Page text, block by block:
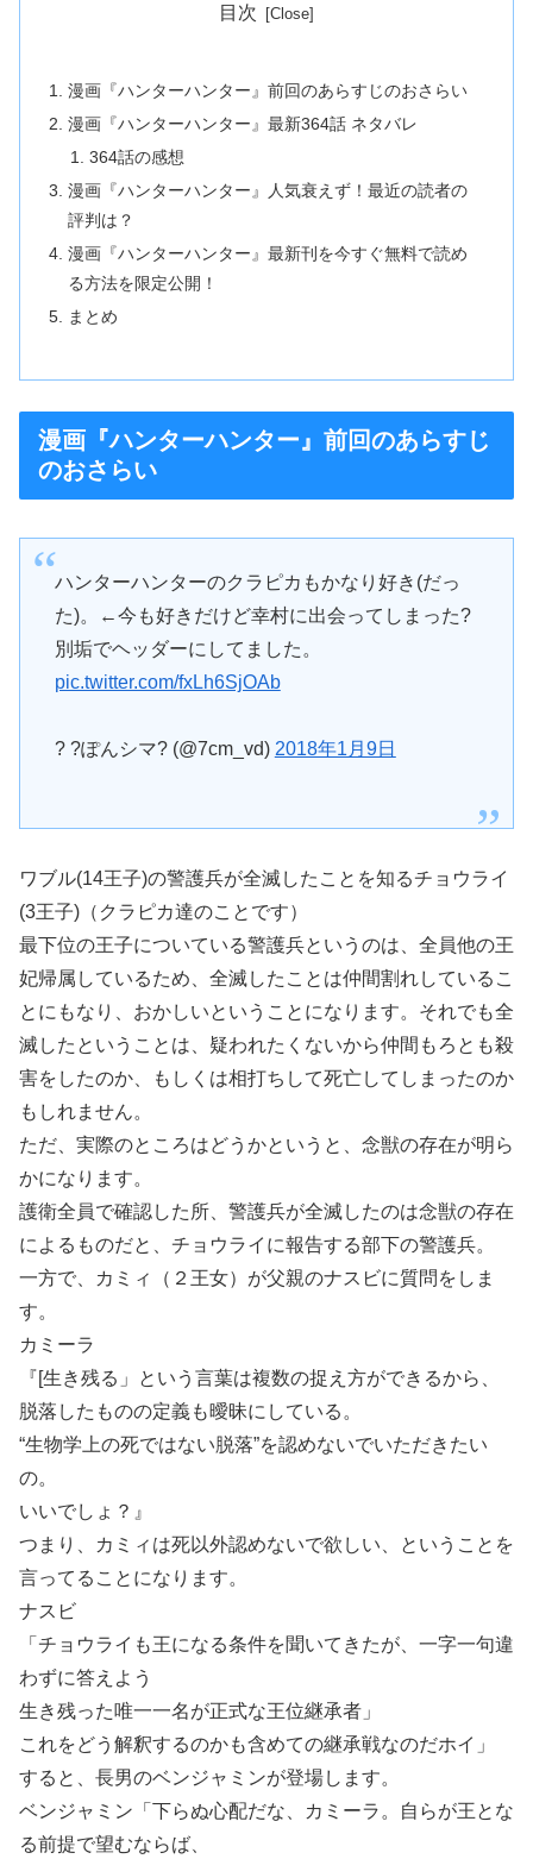
目次
漫画『ハンターハンター』前回のあらすじのおさらい
漫画『ハンターハンター』最新364話 ネタバレ
364話の感想
漫画『ハンターハンター』人気衰えず！最近の読者の
評判は？
漫画『ハンターハンター』最新刊を今すぐ無料で読め
る方法を限定公開！
まとめ
漫画『ハンターハンター』前回のあらすじ
のおさらい
ハンターハンターのクラピカもかなり好き(だっ
た)。←今も好きだけど幸村に出会ってしまった?
別垢でヘッダーにしてました。
pic.twitter.com/fxLh6SjOAb
? ?ぽんシマ? (@7cm_vd) 2018年1月9日
ワブル(14王子)の警護兵が全滅したことを知るチョウライ
(3王子)（クラピカ達のことです）
最下位の王子についている警護兵というのは、全員他の王
妃帰属しているため、全滅したことは仲間割れしているこ
とにもなり、おかしいということになります。それでも全
滅したということは、疑われたくないから仲間もろとも殺
害をしたのか、もしくは相打ちして死亡してしまったのか
もしれません。
ただ、実際のところはどうかというと、念獣の存在が明ら
かになります。
護衛全員で確認した所、警護兵が全滅したのは念獣の存在
によるものだと、チョウライに報告する部下の警護兵。
一方で、カミィ（２王女）が父親のナスビに質問をしま
す。
カミーラ
『[生き残る」という言葉は複数の捉え方ができるから、
脱落したものの定義も曖昧にしている。
“生物学上の死ではない脱落”を認めないでいただきたい
の。
いいでしょ？』
つまり、カミィは死以外認めないで欲しい、ということを
言ってることになります。
ナスビ
「チョウライも王になる条件を聞いてきたが、一字一句違
わずに答えよう
生き残った唯一一名が正式な王位継承者」
これをどう解釈するのかも含めての継承戦なのだホイ」
すると、長男のベンジャミンが登場します。
ベンジャミン「下らぬ心配だな、カミーラ。自らが王とな
る前提で望むならば、